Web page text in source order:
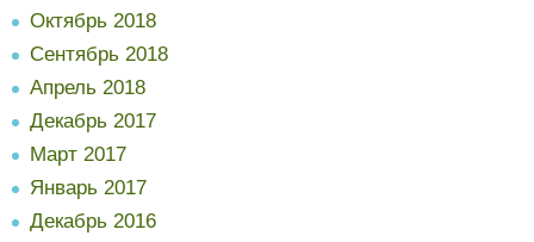
Октябрь 2018
Сентябрь 2018
Апрель 2018
Декабрь 2017
Март 2017
Январь 2017
Декабрь 2016